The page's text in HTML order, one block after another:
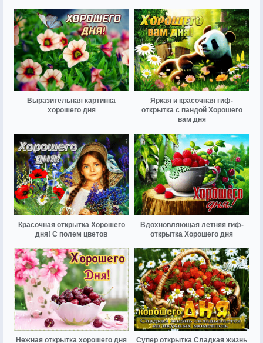
Выразительная картинка
хорошего дня
Яркая и красочная гиф-
открытка с пандой Хорошего
вам дня
Красочная открытка Хорошего
дня! С полем цветов
Вдохновляющая летняя гиф-
открытка Хорошего дня
Нежная открытка хорошего дня Супер открытка Сладкая жизнь